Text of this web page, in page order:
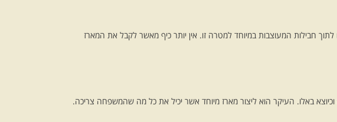
חבילות המעוצבות במיוחד למטרה זו. אין יותר כיף מאשר לקבל את המארז
באלו. העיקר הוא ליצור מארז מיוחד אשר יכיל את כל מה שהמשפחה צריכה.